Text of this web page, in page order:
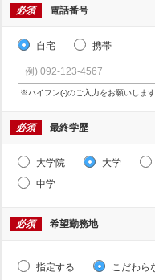
必須 電話番号
自宅 携帯
※ハイフン(-)のご入力をお願いします
必須 最終学歴
大学院 大学
中学
必須 希望勤務地
指定する こだわら